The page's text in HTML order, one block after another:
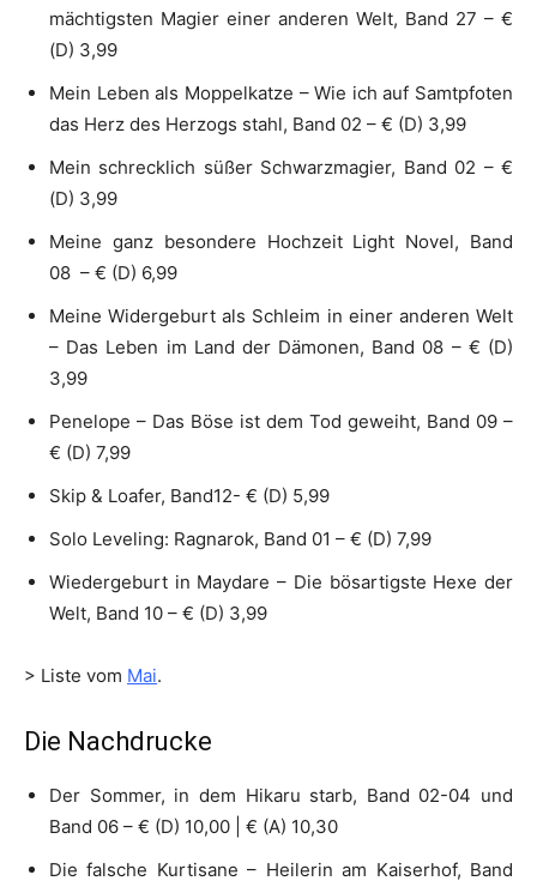
mächtigsten Magier einer anderen Welt, Band 27 – €
(D) 3,99
Mein Leben als Moppelkatze – Wie ich auf Samtpfoten
das Herz des Herzogs stahl, Band 02 – € (D) 3,99
Mein schrecklich süßer Schwarzmagier, Band 02 – €
(D) 3,99
Meine ganz besondere Hochzeit Light Novel, Band
08 – € (D) 6,99
Meine Widergeburt als Schleim in einer anderen Welt
– Das Leben im Land der Dämonen, Band 08 – € (D)
3,99
Penelope – Das Böse ist dem Tod geweiht, Band 09 –
€ (D) 7,99
Skip & Loafer, Band12- € (D) 5,99
Solo Leveling: Ragnarok, Band 01 – € (D) 7,99
Wiedergeburt in Maydare – Die bösartigste Hexe der
Welt, Band 10 – € (D) 3,99
> Liste vom Mai.
Die Nachdrucke
Der Sommer, in dem Hikaru starb, Band 02-04 und
Band 06 – € (D) 10,00 | € (A) 10,30
Die falsche Kurtisane – Heilerin am Kaiserhof, Band